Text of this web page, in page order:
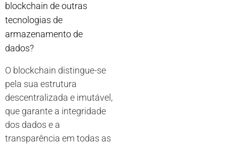
blockchain de outras
tecnologias de
armazenamento de
dados?
O blockchain distingue-se
pela sua estrutura
descentralizada e imutável,
que garante a integridade
dos dados e a
transparência em todas as